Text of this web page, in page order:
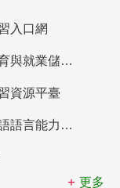
入口網
青年教育與就業儲蓄帳戶
資源平臺
臺灣台語語言能力認證網站
更多